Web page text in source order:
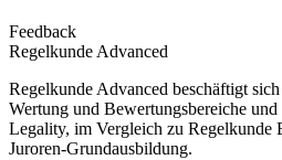
Feedback
Regelkunde Advanced
Regelkunde Advanced beschäftigt
Wertung und Bewertungsbereiche
Legality, im Vergleich zu Regelkunde
Juroren-Grundausbildung.